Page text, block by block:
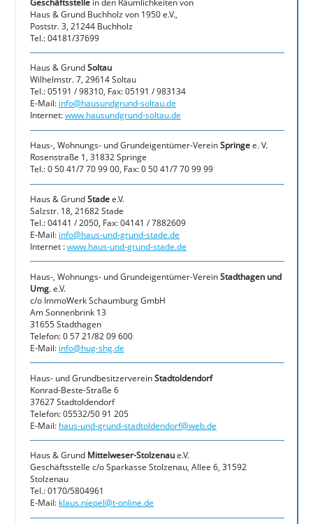
Haus & Grund Buchholz von 1950 e.V.,
Poststr. 3, 21244 Buchholz
Tel.: 04181/37699
Haus & GrundSoltau
Wilhelmstr. 7, 29614 Soltau
Tel.: 05191 / 98310, Fax: 05191 / 983134
E-Mail: info@hausundgrund-soltau.de
Internet:www.hausundgrund-soltau.de
Haus-, Wohnungs- und Grundeigentümer-VereinSpringee. V.
Rosenstraße 1, 31832 Springe
Tel.: 0 50 41/7 70 99 00, Fax: 0 50 41/7 70 99 99
Haus & GrundStadee.V.
Salzstr. 18, 21682 Stade
Tel.: 04141 / 2050, Fax: 04141 / 7882609
E-Mail: info@haus-und-grund-stade.de
Internet :www.haus-und-grund-stade.de
Haus-, Wohnungs- und Grundeigentümer-VereinStadthagen und
Umg. e.V.
c/o ImmoWerk Schaumburg GmbH
Am Sonnenbrink 13
31655 Stadthagen
Telefon: 0 57 21/82 09 600
E-Mail: info@hug-shg.de
Haus- und GrundbesitzervereinStadtoldendorf
Konrad-Beste-Straße 6
37627 Stadtoldendorf
Telefon: 05532/50 91 205
E-Mail: haus-und-grund-stadtoldendorf@web.de
Haus & Grund Mittelweser-Stolzenaue.V.
Geschäftsstelle c/o Sparkasse Stolzenau, Allee 6, 31592
Stolzenau
Tel.: 0170/5804961
E-Mail: klaus.niepel@t-online.de